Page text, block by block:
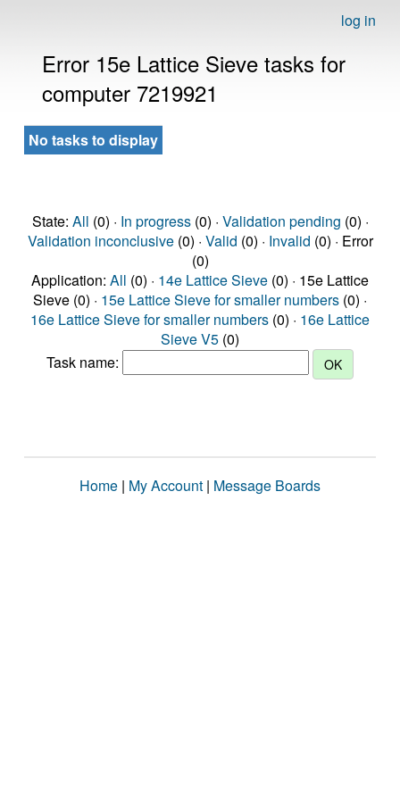
log in
Error 15e Lattice Sieve tasks for
computer 7219921
No tasks to display
State: All (0) · In progress(0) · Validation pending (0) ·
Validation inconclusive(0) · Valid (0) · Invalid (0) · Error
(0)
Application: All (0) · 14e Lattice Sieve (0) · 15e Lattice
Sieve (0) · 15e Lattice Sieve for smaller numbers (0) ·
16e Lattice Sieve for smaller numbers (0) · 16e Lattice
Sieve V5 (0)
Task name:
Home | My Account | Message Boards